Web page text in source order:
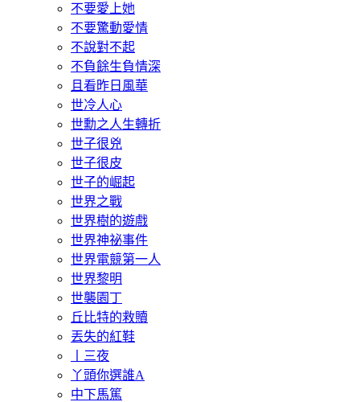
不要愛上她
不要驚動愛情
不說對不起
不負餘生負情深
且看昨日風華
世冷人心
世勳之人生轉折
世子很兇
世子很皮
世子的崛起
世界之戰
世界樹的遊戲
世界神祕事件
世界電競第一人
世界黎明
世襲園丁
丘比特的救贖
丟失的紅鞋
丨三夜
丫頭你選誰A
中下馬篤